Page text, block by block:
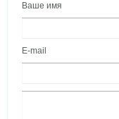
Ваше имя
E-mail